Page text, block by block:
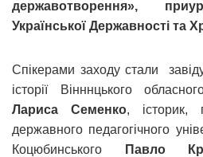
державотворення»,
Української Державності та
Спікерами заходу стали
історії Вінннцького
Лариса Семенко, історик,
державного педагогічного
Коцюбинського
Павло